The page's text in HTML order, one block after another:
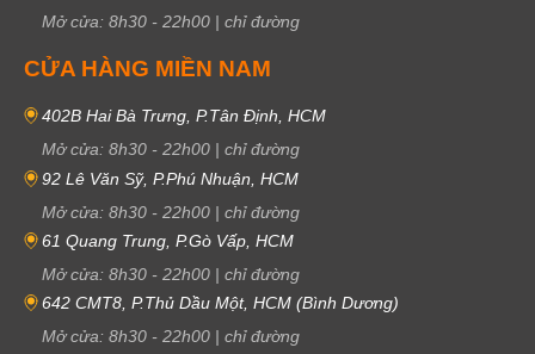
Mở cửa: 8h30 - 22h00 | chỉ đường
CỬA HÀNG MIỀN NAM
402B Hai Bà Trưng, P.Tân Định, HCM
Mở cửa: 8h30 - 22h00 | chỉ đường
92 Lê Văn Sỹ, P.Phú Nhuận, HCM
Mở cửa: 8h30 - 22h00 | chỉ đường
61 Quang Trung, P.Gò Vấp, HCM
Mở cửa: 8h30 - 22h00 | chỉ đường
642 CMT8, P.Thủ Dầu Một, HCM (Bình Dương)
Mở cửa: 8h30 - 22h00 | chỉ đường